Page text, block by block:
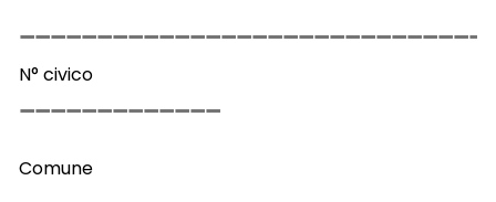
N° civico
Comune